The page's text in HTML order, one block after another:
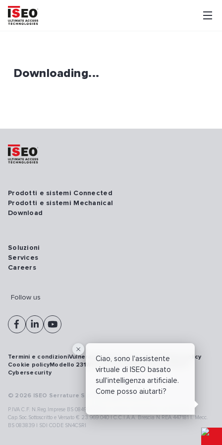
Downloading...
Ciao, sono l'assistente
virtuale di ISEO basato
sull'intelligenza artificiale.
Come posso aiutarti?
Prodotti e sistemi Connected
Prodotti e sistemi Mechanical
Download
Soluzioni
Services
Careers
Follow us
© 2026 ISEO Serrature S.p.A. All right reserved
P.IVA C.F. N.Reg.Imprese BS 08499190018 | Cap.Soc.Deliberato € 24.340.965 |
Cap.Soc.Sottoscritto e Versato € 23.969.040 | C.C.I.A.A. Brescia N.REA 447181 |. Mecc.
BS 083839 | SDI CODE SN4CSRI
Termini e condizioniVulnerability disclosure policyPrivacy policy
Cookie policyModello 231WhistleblowingRichiamo prodotti
Cybersecurity